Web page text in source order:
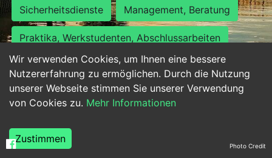
Wir verwenden Cookies, um Ihnen eine bessere
Nutzererfahrung zu ermöglichen. Durch die Nutzung
unserer Webseite stimmen Sie unserer Verwendung
von Cookies zu. Mehr Informationen
Zustimmen
Sicherheitsdienste Management, Beratung
Praktika, Werkstudenten, Abschlussarbeiten
Personalwesen Assistenz, Sekretariat
Hilfskräfte, Aushilfs- und Nebenjobs
Weiterbildung, Studium, duale Ausbildung Photo Credit